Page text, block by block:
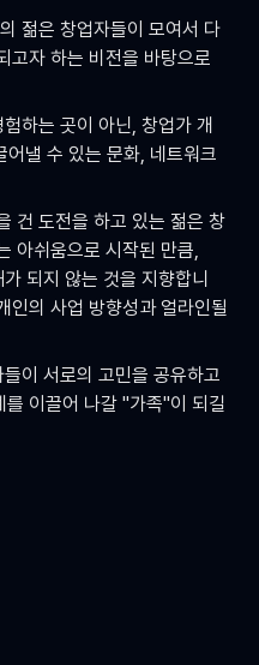
젊은 창업자들이 모여서 다
고자 하는 비전을 바탕으로
하는 곳이 아닌, 창업가 개
낼 수 있는 문화, 네트워크
건 도전을 하고 있는 젊은 창
아쉬움으로 시작된 만큼,
되지 않는 것을 지향합니
인의 사업 방향성과 얼라인될
이 서로의 고민을 공유하고
이끌어 나갈 "가족"이 되길